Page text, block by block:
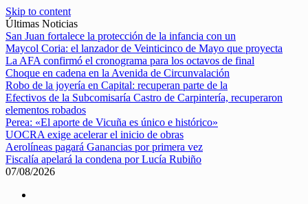
Skip to content
Últimas Noticias
San Juan fortalece la protección de la infancia con un
Maycol Coria: el lanzador de Veinticinco de Mayo que proyecta
La AFA confirmó el cronograma para los octavos de final
Choque en cadena en la Avenida de Circunvalación
Robo de la joyería en Capital: recuperan parte de la
Efectivos de la Subcomisaría Castro de Carpintería, recuperaron
elementos robados
Perea: «El aporte de Vicuña es único e histórico»
UOCRA exige acelerar el inicio de obras
Aerolíneas pagará Ganancias por primera vez
Fiscalía apelará la condena por Lucía Rubiño
07/08/2026